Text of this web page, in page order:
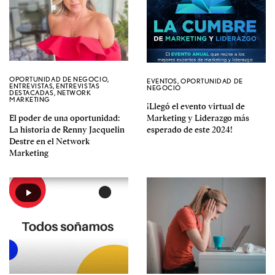
OPORTUNIDAD DE NEGOCIO,
ENTREVISTAS,ENTREVISTAS
DESTACADAS, NETWORK
MARKETING
El poder de una oportunidad:
La historia de Renny Jacquelin
Destre en el Network
Marketing
EVENTOS, OPORTUNIDAD DE
NEGOCIO
¡Llegó el evento virtual de
Marketing y Liderazgo más
esperado de este 2024!